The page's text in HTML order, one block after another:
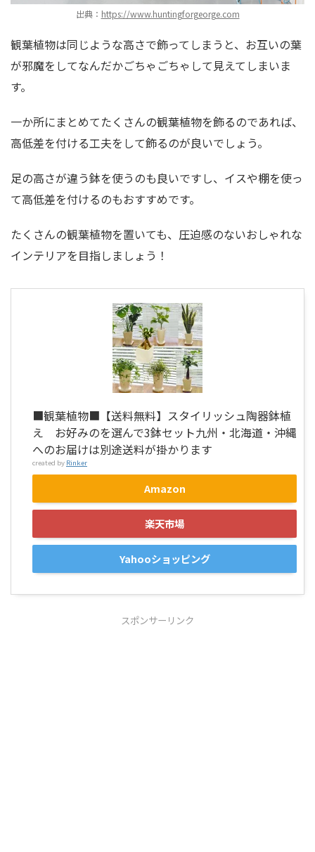
出典： https://www.huntingforgeorge.com
観葉植物は同じような高さで飾ってしまうと、お互いの葉
が邪魔をしてなんだかごちゃごちゃして見えてしまいま
す。
一か所にまとめてたくさんの観葉植物を飾るのであれば、
高低差を付ける工夫をして飾るのが良いでしょう。
足の高さが違う鉢を使うのも良いですし、イスや棚を使っ
て高低差を付けるのもおすすめです。
たくさんの観葉植物を置いても、圧迫感のないおしゃれな
インテリアを目指しましょう！
■観葉植物■【送料無料】スタイリッシュ陶器鉢植
え お好みのを選んで3鉢セット九州・北海道・沖縄
へのお届けは別途送料が掛かります
created by Rinker
Amazon
楽天市場
Yahooショッピング
スポンサーリンク